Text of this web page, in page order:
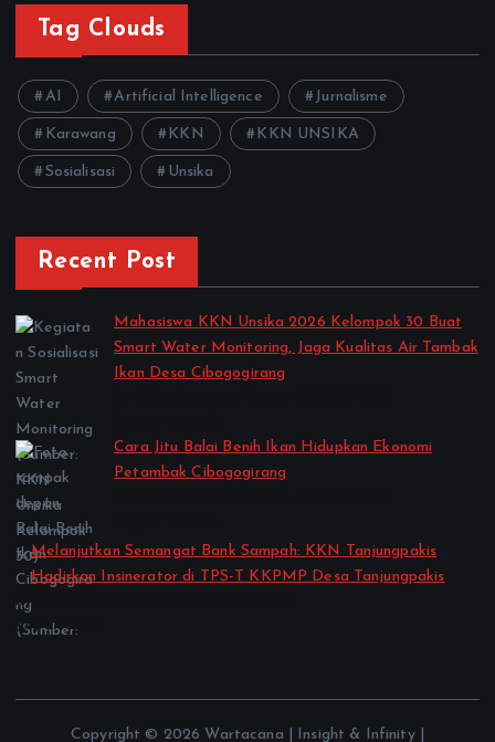
Tag Clouds
AI Artificial Intelligence Jurnalisme
Karawang KKN KKN UNSIKA
Sosialisasi Unsika
Recent Post
Mahasiswa KKN Unsika 2026 Kelompok 30 Buat
Smart Water Monitoring, Jaga Kualitas Air Tambak
Ikan Desa Cibogogirang
Cara Jitu Balai Benih Ikan Hidupkan Ekonomi
Petambak Cibogogirang
Melanjutkan Semangat Bank Sampah: KKN Tanjungpakis
Hadirkan Insinerator di TPS-T KKPMP Desa Tanjungpakis
by Kelas Semester Genap TA 2025-2026
July 27, 2026
Copyright © 2026 Wartacana | Insight & Infinity |